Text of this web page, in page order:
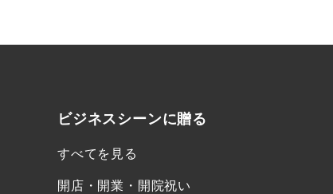
ビジネスシーンに贈る
すべてを見る
開店・開業・開院祝い